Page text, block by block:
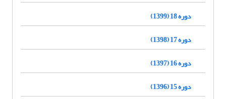
دوره 18 (1399)
دوره 17 (1398)
دوره 16 (1397)
دوره 15 (1396)